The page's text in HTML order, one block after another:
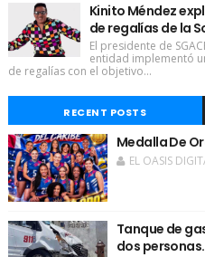
Kinito Méndez
de regalías de la
El presidente de
entidad implementó
de regalías con el objetivo...
RECENT POSTS
Medalla De
EL OASIS
Tanque de
dos personas.